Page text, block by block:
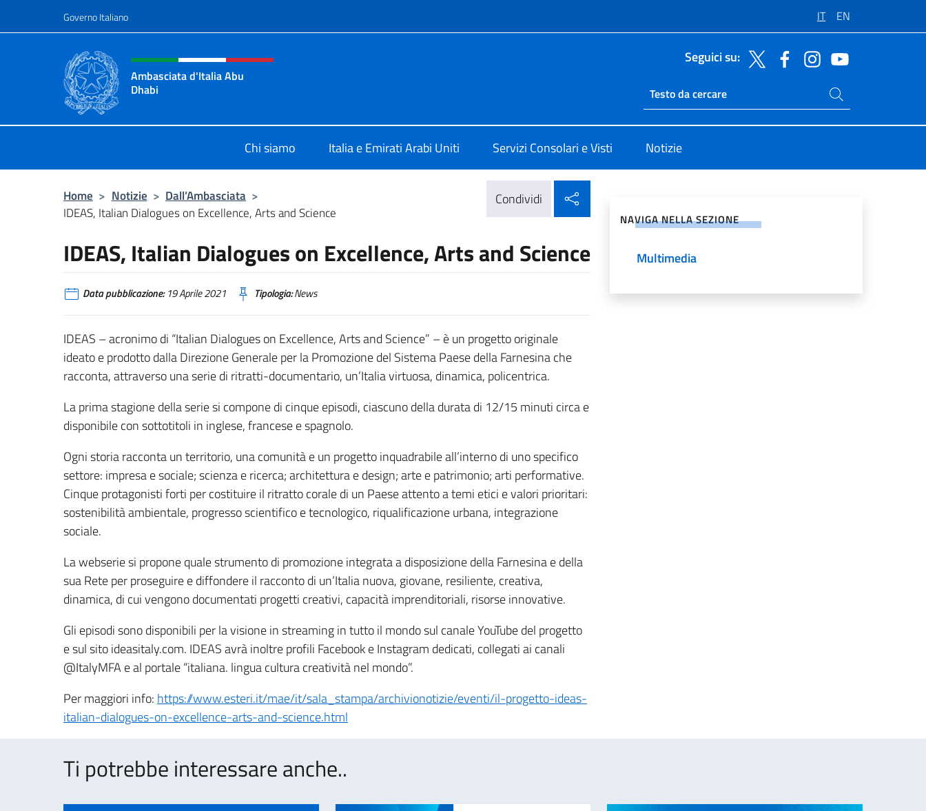
Governo Italiano IT EN
Intestazione sito, social e menù
Ambasciata d'Italia Abu
Dhabi
Seguici su:
Ricerca sito live
Cerca nel sito
Chi siamo Italia e Emirati Arabi Uniti Servizi Consolari e Visti Notizie
Home > Notizie > Dall’Ambasciata >
IDEAS, Italian Dialogues on Excellence, Arts and Science
Condividi
IDEAS, Italian Dialogues on Excellence, Arts and Science
Data pubblicazione:19 Aprile 2021 Tipologia:News
IDEAS – acronimo di “Italian Dialogues on Excellence, Arts and Science” – è un progetto originale
ideato e prodotto dalla Direzione Generale per la Promozione del Sistema Paese della Farnesina che
racconta, attraverso una serie di ritratti-documentario, un’Italia virtuosa, dinamica, policentrica.
La prima stagione della serie si compone di cinque episodi, ciascuno della durata di 12/15 minuti circa e
disponibile con sottotitoli in inglese, francese e spagnolo.
Ogni storia racconta un territorio, una comunità e un progetto inquadrabile all’interno di uno specifico
settore: impresa e sociale; scienza e ricerca; architettura e design; arte e patrimonio; arti performative.
Cinque protagonisti forti per costituire il ritratto corale di un Paese attento a temi etici e valori prioritari:
sostenibilità ambientale, progresso scientifico e tecnologico, riqualificazione urbana, integrazione
sociale.
La webserie si propone quale strumento di promozione integrata a disposizione della Farnesina e della
sua Rete per proseguire e diffondere il racconto di un’Italia nuova, giovane, resiliente, creativa,
dinamica, di cui vengono documentati progetti creativi, capacità imprenditoriali, risorse innovative.
Gli episodi sono disponibili per la visione in streaming in tutto il mondo sul canale YouTube del progetto
e sul sito ideasitaly.com. IDEAS avrà inoltre profili Facebook e Instagram dedicati, collegati ai canali
@ItalyMFA e al portale “italiana. lingua cultura creatività nel mondo”.
Per maggiori info: https://www.esteri.it/mae/it/sala_stampa/archivionotizie/eventi/il-progetto-ideas-
italian-dialogues-on-excellence-arts-and-science.html
NAVIGA NELLA SEZIONE
Multimedia
Ti potrebbe interessare anche..